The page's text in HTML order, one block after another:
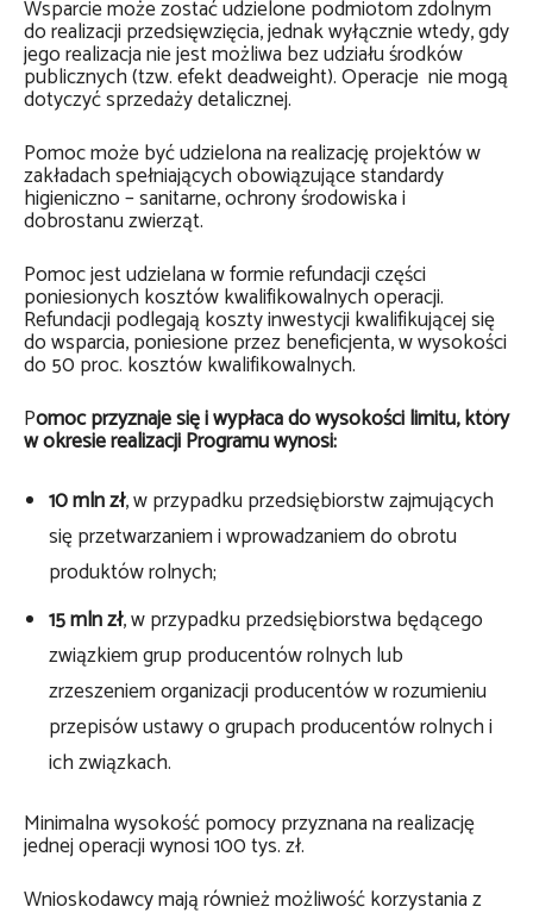
Wsparcie może zostać udzielone podmiotom zdolnym
do realizacji przedsięwzięcia, jednak wyłącznie wtedy, gdy
jego realizacja nie jest możliwa bez udziału środków
publicznych (tzw. efekt deadweight). Operacje nie mogą
dotyczyć sprzedaży detalicznej.
Pomoc może być udzielona na realizację projektów w
zakładach spełniających obowiązujące standardy
higieniczno – sanitarne, ochrony środowiska i
dobrostanu zwierząt.
Pomoc jest udzielana w formie refundacji części
poniesionych kosztów kwalifikowalnych operacji.
Refundacji podlegają koszty inwestycji kwalifikującej się
do wsparcia, poniesione przez beneficjenta, w wysokości
do 50 proc. kosztów kwalifikowalnych.
Pomoc przyznaje się i wypłaca do wysokości limitu, który
w okresie realizacji Programu wynosi:
10 mln zł, w przypadku przedsiębiorstw zajmujących
się przetwarzaniem i wprowadzaniem do obrotu
produktów rolnych;
15 mln zł, w przypadku przedsiębiorstwa będącego
związkiem grup producentów rolnych lub
zrzeszeniem organizacji producentów w rozumieniu
przepisów ustawy o grupach producentów rolnych i
ich związkach.
Minimalna wysokość pomocy przyznana na realizację
jednej operacji wynosi 100 tys. zł.
Wnioskodawcy mają również możliwość korzystania z